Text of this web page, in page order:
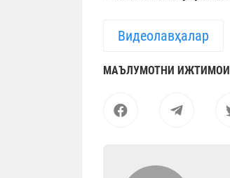
Видеолавҳалар
МАЪЛУМОТНИ